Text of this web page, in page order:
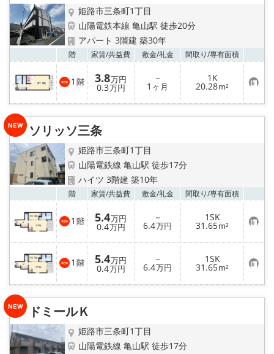
地域から探す
地図から探す
スタッフ紹介
店舗情報·アクセス
会社概要
メールでお問い合わせ
姫路市三条町1丁目
山陽電鉄本線 亀山駅 徒歩20分
アパート 3階建 築30年
階 家賃/共益費 敷金/礼金 間取り/専有面積
1 階 3.8万円
0.3万円
－
1 ヶ月
1K
20.28m² お
気
に
り
ソリッソ三条
姫路市三条町1丁目
山陽電鉄線 亀山駅 徒歩17分
ハイツ 3階建 築10年
階 家賃/共益費 敷金/礼金 間取り/専有面積
1 階 5.4万円
0.4万円
－
6.4万円
1SK
31.65m² お
気
に
入
り
登
録
1 階 5.4万円
0.4万円
－
6.4万円
1SK
31.65m² お
気
に
り
ドミールＫ
姫路市三条町1丁目
山陽電鉄線 亀山駅 徒歩17分